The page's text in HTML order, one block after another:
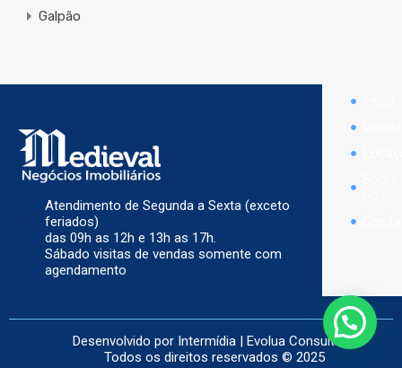
Galpão
Atendimento de Segunda a Sexta (exceto
feriados)
das 09h as 12h e 13h as 17h.
Sábado visitas de vendas somente com
agendamento
Desenvolvido por Intermídia| Evolua Consultoria
Todos os direitos reservados © 2025